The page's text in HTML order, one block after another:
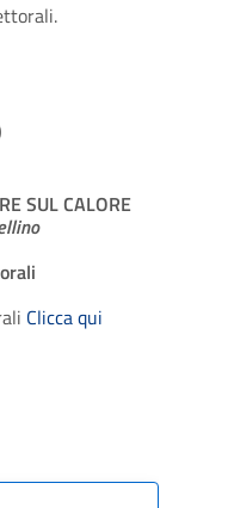
SUL CALORE
Clicca qui